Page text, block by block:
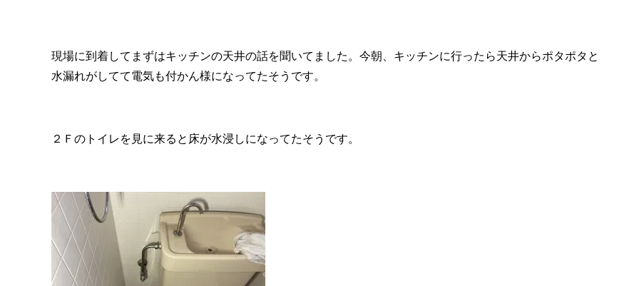
現場に到着してまずはキッチンの天井の話を聞いてました。今朝、キッチンに行ったら天井からポタポタと
水漏れがしてて電気も付かん様になってたそうです。
２Ｆのトイレを見に来ると床が水浸しになってたそうです。